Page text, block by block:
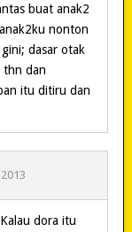
buat anak2
nonton
dasar otak
dan
itu ditiru dan
dora itu